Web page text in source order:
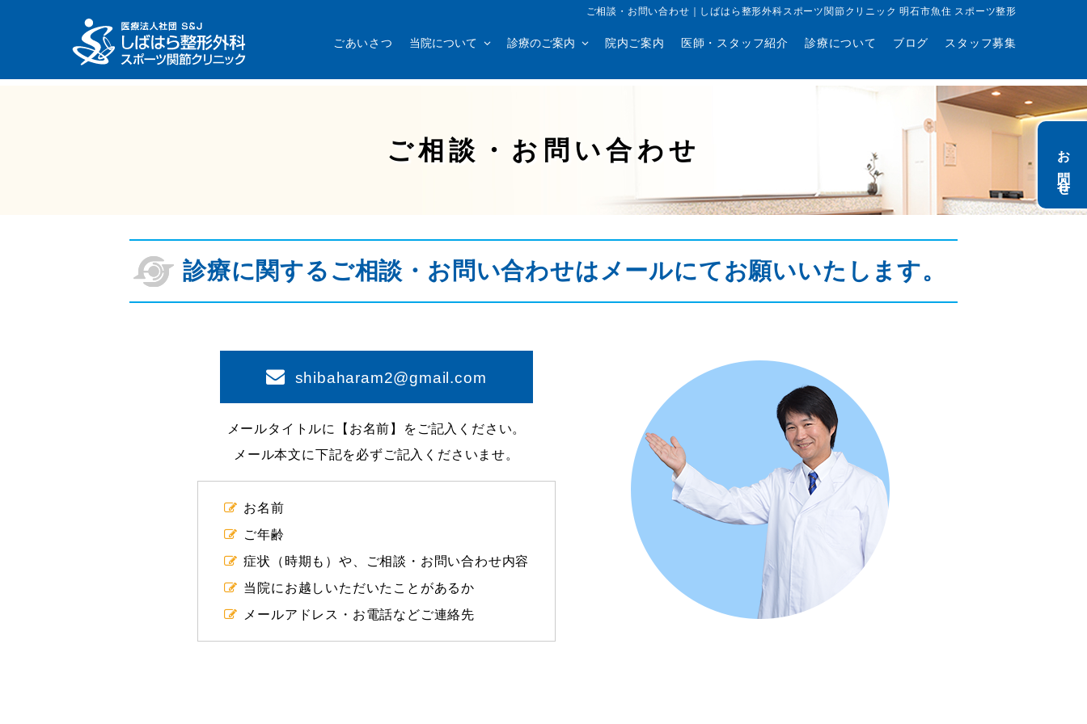
ご相談・お問い合わせ｜しばはら整形外科スポーツ関節クリニック 明石市魚住 スポーツ整形
しばはら整形外科スポーツ関節クリニック
ごあいさつ 当院について 診療のご案内 院内ご案内 医師・スタッフ紹介 診療について ブログ スタッフ募集
ご相談・お問い合わせ
診療に関するご相談・お問い合わせはメールにてお願いいたします。
shibaharam2@gmail.com
メールタイトルに【お名前】をご記入ください。
メール本文に下記を必ずご記入くださいませ。
お名前
ご年齢
症状（時期も）や、ご相談・お問い合わせ内容
当院にお越しいただいたことがあるか
メールアドレス・お電話などご連絡先
お問合せ